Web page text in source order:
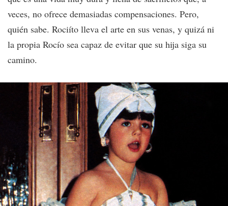
veces, no ofrece demasiadas compensaciones. Pero,
quién sabe. Rociíto lleva el arte en sus venas, y quizá ni
la propia Rocío sea capaz de evitar que su hija siga su
camino.